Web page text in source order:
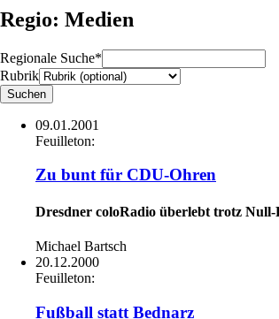
Regio: Medien
Regionale Suche*
Rubrik
09.01.2001
Feuilleton:
Zu bunt für CDU-Ohren
Dresdner coloRadio überlebt trotz
Michael Bartsch
20.12.2000
Feuilleton:
Fußball statt Bednarz